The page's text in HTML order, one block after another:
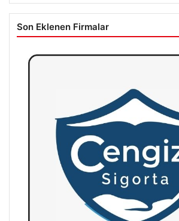
Son Eklenen Firmalar